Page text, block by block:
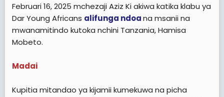
Februari 16, 2025 mchezaji Aziz Ki akiwa katika klabu ya
Dar Young Africans alifunga ndoana msanii na
mwanamitindo kutoka nchini Tanzania, Hamisa
Mobeto.
Madai
Kupitia mitandao ya kijamii kumekuwa na picha